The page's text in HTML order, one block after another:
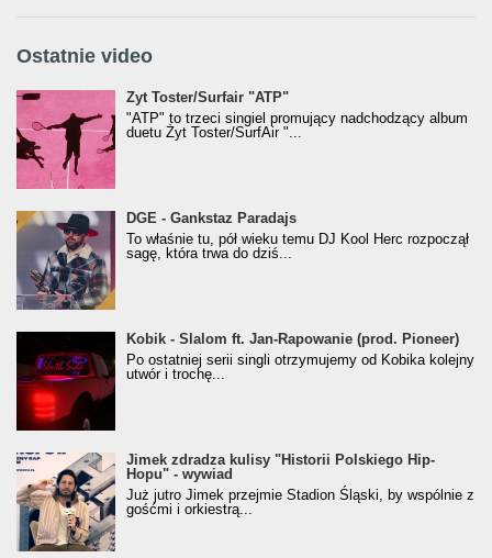
Ostatnie video
Żyt Toster/SurfAir - ATP VIDEO
Żyt Toster/Surfair "ATP"
"ATP" to trzeci singiel promujący nadchodzący album
duetu Żyt Toster/SurfAir "...
donGURALesko z nagrodą za
Klasyczny/Trueschoolowy Album Roku
(Popkillery 2023)
DGE - Gankstaz Paradajs
To właśnie tu, pół wieku temu DJ Kool Herc rozpoczął
sagę, która trwa do dziś...
Kobik - Slalom ft. Jan-Rapowanie (prod. Pioneer)
[Official Music Visualiser]
Kobik - Slalom ft. Jan-Rapowanie (prod. Pioneer)
Po ostatniej serii singli otrzymujemy od Kobika kolejny
utwór i trochę...
Jimek zdradza kulisy "Historii Polskiego Hip-
Hopu" - wywiad
Jimek zdradza kulisy "Historii Polskiego Hip-
Hopu" - wywiad
Już jutro Jimek przejmie Stadion Śląski, by wspólnie z
gośćmi i orkiestrą...